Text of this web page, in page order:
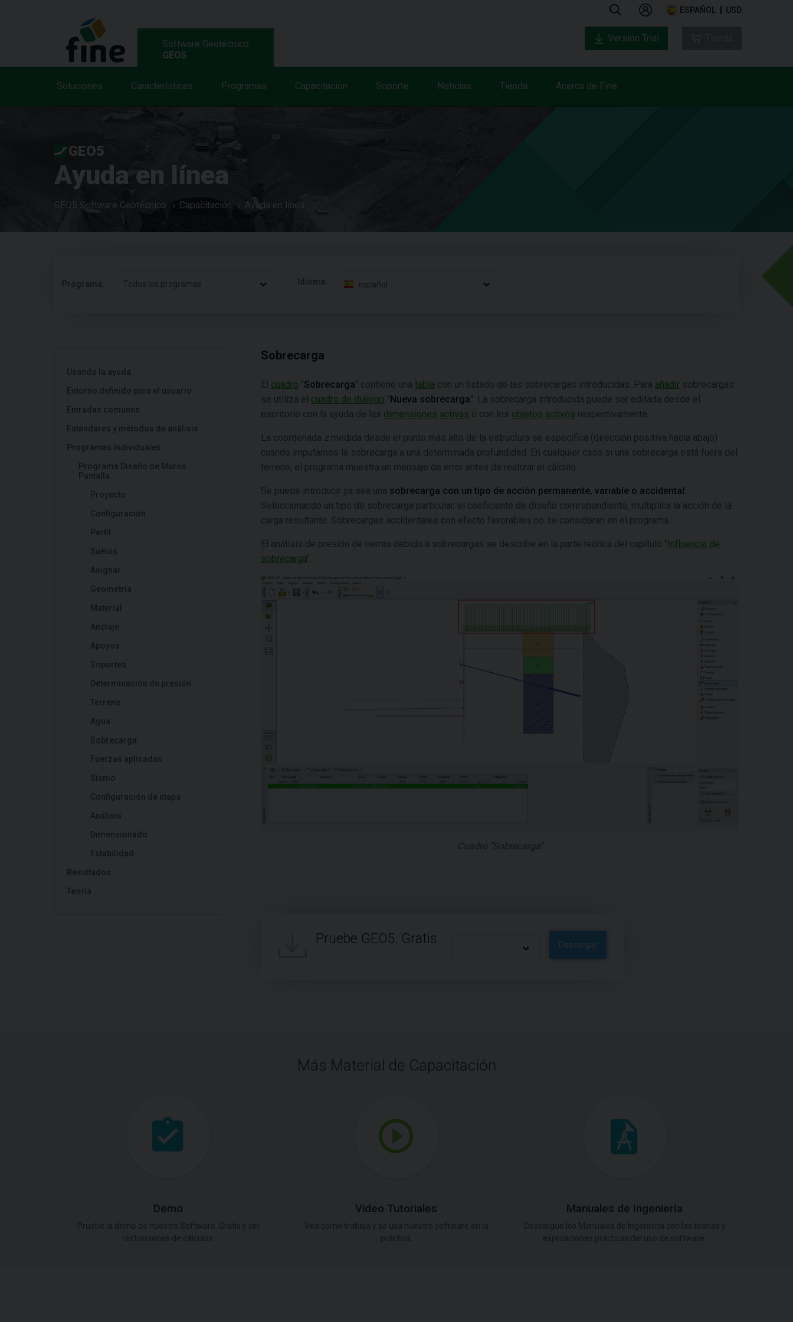
ESPAÑOL USD
Software Geotécnico
GEO5
Soluciones Características Programas Capacitación Soporte Noticias Tienda Acerca de Fine
Versión Trial
GEO5
Ayuda en línea
GEO5 Software Geotécnico Capacitación Ayuda en línea
Programa: Todos los programas Idioma: español
Usando la ayuda
Entorno definido para el usuario
Entradas comunes
Estándares y métodos de análisis
Programas Individuales
Programa Diseño de Muros
Pantalla
Proyecto
Configuración
Perfil
Suelos
Asignar
Geometría
Material
Anclaje
Apoyos
Soportes
Determinación de presión
Terreno
Agua
Sobrecarga
Fuerzas aplicadas
Sismo
Configuración de etapa
Análisis
Dimensionado
Estabilidad
Resultados
Teoría
Sobrecarga
El cuadro "Sobrecarga" contiene una tabla con un listado de las sobrecargas introducidas. Para añadir sobrecargas
se utiliza el cuadro de diálogo "Nueva sobrecarga". La sobrecarga introducida puede ser editada desde el
escritorio con la ayuda de las dimensiones activas o con los objetos activos respectivamente.
La coordenada zmedida desde el punto más alto de la estructura se especifica (dirección positiva hacia abajo)
cuando imputamos la sobrecarga a una determinada profundidad. En cualquier caso si una sobrecarga está fuera del
terreno, el programa muestra un mensaje de error antes de realizar el cálculo.
Se puede introducir ya sea una sobrecarga con un tipo de acción permanente, variable o accidental
Seleccionando un tipo de sobrecarga particular, el coeficiente de diseño correspondiente, multiplica la acción de la
carga resultante. Sobrecargas accidentales con efecto favorables no se consideran en el programa.
El análisis de presión de tierras debido a sobrecargas se describe en la parte teórica del capítulo "Influencia de
sobrecarga".
Cuadro "Sobrecarga"
Pruebe GEO5. Gratis. Descargar
Más Material de Capacitación
Demo Video Tutoriales Manuales de Ingeniería